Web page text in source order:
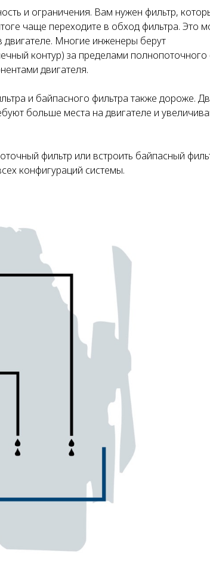
и ограничения. Вам нужен фильтр,
чаще переходите в обход фильтра. Это
Многие инженеры берут
контур) за пределами полнопоточного
двигателя.
и байпасного фильтра также дороже.
больше места на двигателе и
фильтр или встроить байпасный
конфигураций системы.